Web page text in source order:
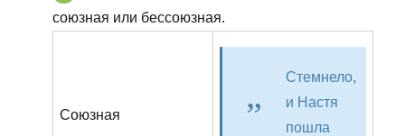
союзная или бессоюзная.
Союзная
Стемнело,
и Настя
пошла